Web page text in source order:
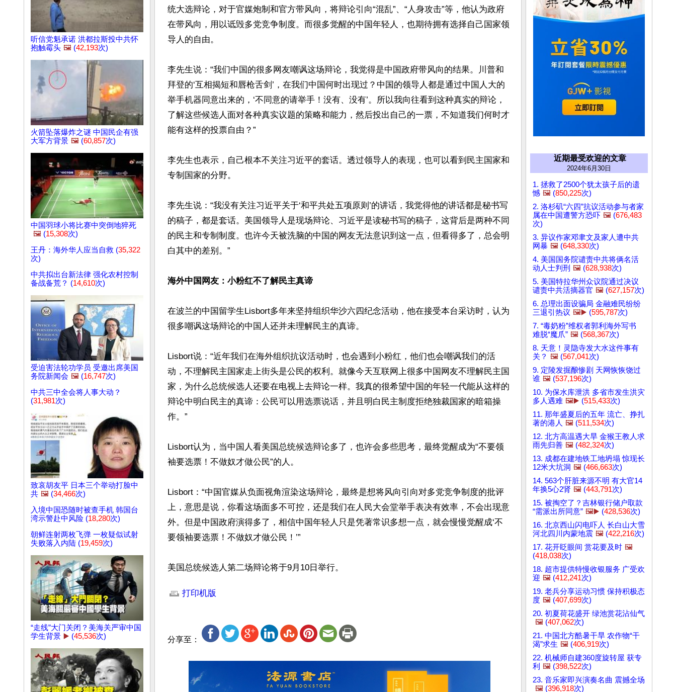
听信党魁承诺 洪都拉斯投中共怀
抱触霉头 🖼️ (42,193次)
火箭坠落爆炸之谜 中国民企有强
大军方背景 🖼️ (60,857次)
中国羽球小将比赛中突倒地猝死
🖼️ (15,308次)
王丹：海外华人应当自救 (35,322
次)
中共拟出台新法律 强化农村控制
备战备荒？ (14,610次)
受迫害法轮功学员 受邀出席美国
务院新闻会 🖼️ (16,747次)
中共三中全会将人事大动？
(31,981次)
致哀胡友平 日本三个举动打脸中
共 🖼️ (34,466次)
入境中国恐随时被查手机 韩国台
湾示警赴中风险 (18,280次)
朝鲜连射两枚飞弹 一枚疑似试射
失败落入内陆 (19,459次)
“走线”大门关闭？美海关严审中国
学生背景 ▶️ (45,536次)
统大选辩论，对于官媒炮制和官方带风向，将辩论引向“混乱”、“人身攻击”等，他认为政府
在带风向，用以诋毁多党竞争制度。而很多觉醒的中国年轻人，也期待拥有选择自己国家领
导人的自由。
李先生说：“我们中国的很多网友嘲讽这场辩论，我觉得是中国政府带风向的结果。川普和
拜登的‘互相揭短和唇枪舌剑’，在我们中国何时出现过？中国的领导人都是通过中国人大的
举手机器同意出来的，‘不同意的请举手！没有、没有’。所以我向往看到这种真实的辩论，
了解这些候选人面对各种真实议题的策略和能力，然后投出自己的一票，不知道我们何时才
能有这样的投票自由？”
李先生也表示，自己根本不关注习近平的套话。透过领导人的表现，也可以看到民主国家和
专制国家的分野。
李先生说：“我没有关注习近平关于‘和平共处五项原则’的讲话，我觉得他的讲话都是秘书写
的稿子，都是套话。美国领导人是现场辩论、习近平是读秘书写的稿子，这背后是两种不同
的民主和专制制度。也许今天被洗脑的中国的网友无法意识到这一点，但看得多了，总会明
白其中的差别。”
海外中国网友：小粉红不了解民主真谛
在波兰的中国留学生Lisbort多年来坚持组织华沙六四纪念活动，他在接受本台采访时，认为
很多嘲讽这场辩论的中国人还并未理解民主的真谛。
Lisbort说：“近年我们在海外组织抗议活动时，也会遇到小粉红，他们也会嘲讽我们的活
动，不理解民主国家走上街头是公民的权利。就像今天互联网上很多中国网友不理解民主国
家，为什么总统候选人还要在电视上去辩论一样。我真的很希望中国的年轻一代能从这样的
辩论中明白民主的真谛：公民可以用选票说话，并且明白民主制度拒绝独裁国家的暗箱操
作。”
Lisbort认为，当中国人看美国总统候选辩论多了，也许会多些思考，最终觉醒成为“不要领
袖要选票！不做奴才做公民”的人。
Lisbort：“中国官媒从负面视角渲染这场辩论，最终是想将风向引向对多党竞争制度的批评
上，意思是说，你看这场面多不可控，还是我们在人民大会堂举手表决有效率，不会出现意
外。但是中国政府演得多了，相信中国年轻人只是凭著常识多想一点，就会慢慢觉醒成‘不
要领袖要选票！不做奴才做公民！’”
美国总统候选人第二场辩论将于9月10日举行。
打印机版
分享至：
近期最受欢迎的文章
2024年6月30日
1. 拯救了2500个犹太孩子后的遗
憾 🖼️ (850,225次)
2. 洛杉矶“六四”抗议活动参与者家
属在中国遭警方恐吓 🖼️ (676,483
次)
3. 异议作家邓聿文及家人遭中共
网暴 🖼️ (648,330次)
4. 美国国务院谴责中共将俩名活
动人士判刑 🖼️ (628,938次)
5. 美国特拉华州众议院通过决议
谴责中共活摘器官 🖼️ (627,157次)
6. 总理出面设骗局 金融难民纷纷
三退引热议 🖼️▶️ (595,787次)
7. “毒奶粉”维权者郭利海外写书
难脱“魔爪” 🖼️ (568,367次)
8. 天意！灵隐寺发大水这件事有
关？ 🖼️ (567,041次)
9. 定陵发掘酿惨剧 天网恢恢饶过
谁 🖼️ (537,196次)
10. 为保水库泄洪 多省市发生洪灾
多人遇难 🖼️▶️ (515,433次)
11. 那年盛夏后的五年 流亡、挣扎
著的港人 🖼️ (511,534次)
12. 北方高温遇大旱 金猴王教人求
雨先归善 🖼️ (482,324次)
13. 成都在建地铁工地坍塌 惊现长
12米大坑洞 🖼️ (466,663次)
14. 563个肝脏来源不明 有大官14
年换5心2肾 🖼️ (443,791次)
15. 被掏空了？吉林银行储户取款
“需派出所同意” 🖼️▶️ (428,536次)
16. 北京西山闪电吓人 长白山大雪
河北四川内蒙地震 🖼️ (422,216次)
17. 花开眨眼间 赏花要及时 🖼️
(418,038次)
18. 超市提供特慢收银服务 广受欢
迎 🖼️ (412,241次)
19. 老兵分享运动习惯 保持积极态
度 🖼️ (407,699次)
20. 初夏荷花盛开 绿池赏花沾仙气
🖼️ (407,062次)
21. 中国北方酷暑干旱 农作物“干
渴”求生 🖼️ (406,919次)
22. 机械师自建360度旋转屋 获专
利 🖼️ (398,522次)
23. 音乐家即兴演奏名曲 震撼全场
🖼️ (396,918次)